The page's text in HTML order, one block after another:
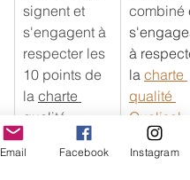
signent et
s'engagent à
respecter les
10 points de
la charte
qualité
Qualibois.
combiné
à
la charte
qualité
Qualisol
Email Facebook Instagram